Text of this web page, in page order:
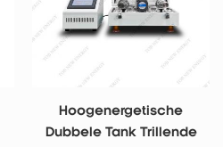
Hoogenergetische
Dubbele Tank Trillende